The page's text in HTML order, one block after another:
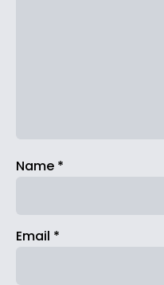
Name *
Email *